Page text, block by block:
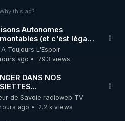
rdlr_thierrycasasnovas/
RGNR (stages,
Why this ad?
Autonomes
(et c'est légal).
éco village en
A Toujours L'Espoir
ago
793 views
DANS NOS
de Savoie radioweb TV
ago
2.2 k views